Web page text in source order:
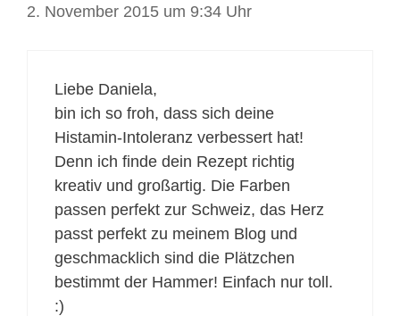
2. November 2015 um 9:34 Uhr
Liebe Daniela,
bin ich so froh, dass sich deine
Histamin-Intoleranz verbessert hat!
Denn ich finde dein Rezept richtig
kreativ und großartig. Die Farben
passen perfekt zur Schweiz, das Herz
passt perfekt zu meinem Blog und
geschmacklich sind die Plätzchen
bestimmt der Hammer! Einfach nur toll.
:)